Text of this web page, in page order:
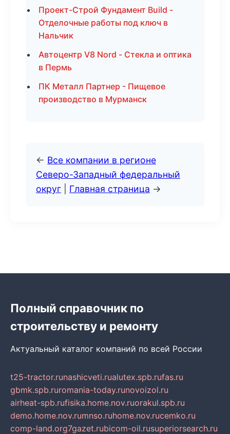
Проект-Строй Фундамент Build -
Отделочные работы под ключ в
Нальчик
Автоцентр V8 Nord - Стекла и оптика
в Пермь
ПК Металл Партнер - Пищевое
производство в Мурманск
← Все компании в регионе
Северо-Западный федеральный
округ
Главная страница →
Полный справочник по
строительству и ремонту
Актуальный каталог компаний по всей России
t25-tractor.runashicveti.rualutex.spb.rufas.ru
gbmk.spb.ruromania-today.runovoizol.ru
airheat-spb.rufisika.home.nov.ruorakul.spb.ru
demo.home.nov.rumnso.ruhome.nov.rucemko.ru
comp-land.org7gazet.rubicom-oil.rusuperiorsearch.ru